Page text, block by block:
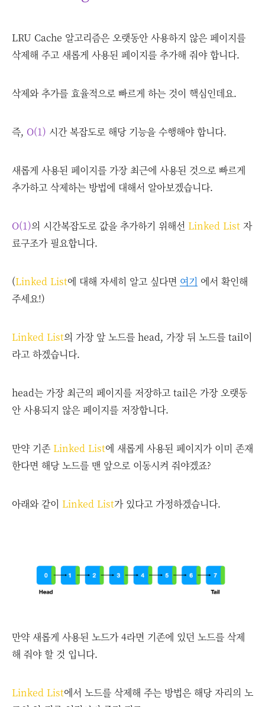
LRU Cache 알고리즘은 오랫동안 사용하지 않은 페이지를
삭제해 주고 새롭게 사용된 페이지를 추가해 줘야 합니다.
삭제와 추가를 효율적으로 빠르게 하는 것이 핵심인데요.
즉, O(1) 시간 복잡도로 해당 기능을 수행해야 합니다.
새롭게 사용된 페이지를 가장 최근에 사용된 것으로 빠르게
추가하고 삭제하는 방법에 대해서 알아보겠습니다.
O(1)의 시간복잡도로 값을 추가하기 위해선 Linked List 자
료구조가 필요합니다.
(Linked List에 대해 자세히 알고 싶다면 여기 에서 확인해
주세요!)
Linked List의 가장 앞 노드를 head, 가장 뒤 노드를 tail이
라고 하겠습니다.
head는 가장 최근의 페이지를 저장하고 tail은 가장 오랫동
안 사용되지 않은 페이지를 저장합니다.
만약 기존 Linked List에 새롭게 사용된 페이지가 이미 존재
한다면 해당 노드를 맨 앞으로 이동시켜 줘야겠죠?
아래와 같이 Linked List가 있다고 가정하겠습니다.
만약 새롭게 사용된 노드가 4라면 기존에 있던 노드를 삭제
해 줘야 할 것 입니다.
Linked List에서 노드를 삭제해 주는 방법은 해당 자리의 노